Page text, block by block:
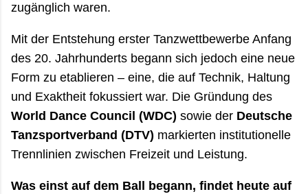
zugänglich waren.
Mit der Entstehung erster Tanzwettbewerbe Anfang
des 20. Jahrhunderts begann sich jedoch eine neue
Form zu etablieren – eine, die auf Technik, Haltung
und Exaktheit fokussiert war. Die Gründung des
World Dance Council (WDC) sowie der Deutsche
Tanzsportverband (DTV) markierten institutionelle
Trennlinien zwischen Freizeit und Leistung.
Was einst auf dem Ball begann, findet heute auf